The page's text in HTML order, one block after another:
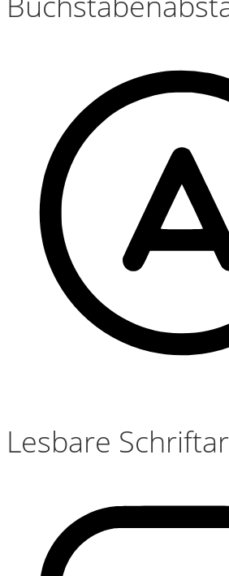
Lesbare